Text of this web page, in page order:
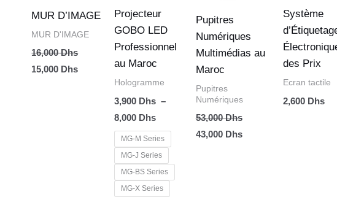
MUR D’IMAGE
MUR D'IMAGE
16,000Dhs
15,000 Dhs
Projecteur
GOBO LED
Professionnel
au Maroc
Hologramme
3,900 Dhs –
8,000 Dhs
MG-M Series
MG-J Series
MG-BS Series
MG-X Series
Pupitres
Numériques
Multimédias au
Maroc
Pupitres
Numériques
53,000Dhs
43,000 Dhs
Système
des Prix
Ecran tactile
2,600 Dhs